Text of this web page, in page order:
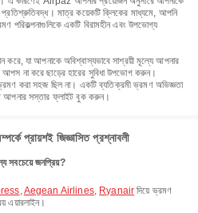
মাত্র কয়েকটি ক্লিকের মাধ্যমে, আপনি
পরিকল্পনাগুলিকে একটি বিরামহীন এবং উপভোগ্য
করে, যা আপনাকে অবিশ্বাস্যভাবে সাশ্রয়ী মূল্যে আপনার
না করে ছাড়ের হারের সুবিধা উপভোগ করুন।
করা সহজ ছিল না। একটি ব্যতিক্রমী ভ্রমণ অভিজ্ঞতা
আপনার সস্তার ফ্লাইট বুক করুন।
প্রায়শই জিজ্ঞাসিত প্রশ্নাবলী
সবচেয়ে জনপ্রিয়?
,Aegean Airlines, Ryanair দিয়ে ভ্রমণ
এয়ারলাইন।